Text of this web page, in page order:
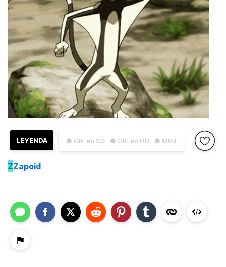
● GIF en SD ● GIF en HD ● MP4
LEYENDA
ZZapoid